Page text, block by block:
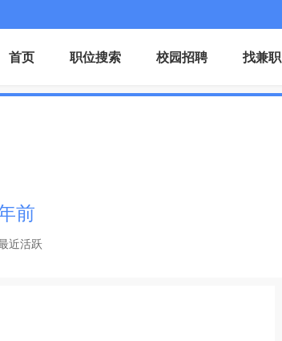
首页 职位搜索 校园招聘 找兼职
前
近活跃